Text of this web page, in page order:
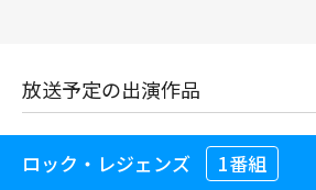
放送予定の出演作品
ロック・レジェンズ 1番組